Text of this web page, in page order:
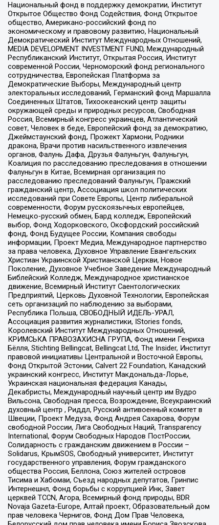
Национальный фонд в поддержку демократии, Институт
Открытое Общество Фонд Содействия, Фонд Открытое
общество, Американо-российский фонд по
экономическому и правовому развитию, Национальный
Демократический Институт Международных Отношений,
MEDIA DEVELOPMENT INVESTMENT FUND, Международный
Республиканский Институт, Открытая Россия, Институт
современной России, Черноморский фонд регионального
сотрудничества, Европейская Платформа за
Демократические Выборы, Международный центр
электоральных исследований, Германский фонд Маршалла
Соединенных Штатов, Тихоокеанский центр защиты
окружающей среды и природных ресурсов, Свободная
Россия, Всемирный конгресс украинцев, Атлантический
совет, Человек в беде, Европейский фонд за демократию,
Джеймстаунский фонд, Прожект Хармони, Родники
дракона, Врачи против насильственного извлечения
органов, Фалунь Дафа, Друзья Фалуньгун, Фалуньгун,
Коалиция по расследованию преследования в отношении
Фалуньгун в Китае, Всемирная организация по
расследованию преследований Фалуньгун, Пражский
гражданский центр, Ассоциация школ политических
исследований при Совете Европы, Центр либеральной
современности, Форум русскоязычных европейцев,
Немецко-русский обмен, Бард колледж, Европейский
выбор, Фонд Ходорковского, Оксфордский российский
фонд, Фонд Будущее России, Компания свободы
информации, Проект Медиа, Международное партнерство
за права человека, Духовное Управление Евангельских
Христиан Украинской Христианской Церкви, Новое
Поколение, Духовное Учебное Заведение Международный
Библейский Колледж, Международное христианское
движение, Всемирный Институт Саентологических
Предприятий, Церковь Духовной Технологии, Европейская
сеть организаций по наблюдению за выборами,
Республика Польша, СВОБОДНЫЙ ИДЕЛЬ-УРАЛ,
Ассоциация развития журналистики, IStories fonds,
Королевский Институт Международных Отношений,
КРИМСЬКА ПРАВОЗАХИСНА ГРУПА, Фонд имени Генриха
Бёлля, Stichting Bellingcat, Bellingcat Ltd, The Insider, Институт
правовой инициативы Центральной и Восточной Европы,
Фонд Открытой Эстонии, Calvert 22 Foundation, Канадский
украинский конгресс, Институт Макдональда-Лорье,
Украинская национальная федерация Канады,
Декабристы, Международный научный центр им Вудро
Вильсона, Свободная пресса, Возрождение, Всеукраинский
духовный центр , Риддл, Русский антивоенный комитет в
Швеции, Проект Медуза, Фонд Андрея Сахарова, Форум
свободной России, Лига Свободных Наций, Transparеncy
International, Форум Свободных Народов ПостРоссии,
Солидарность с гражданским движением в России –
Solidarus, КрымSOS, Свободный университет, Институт
государственного управления, Форум гражданского
общества Россия, Беллона, Союз жителей островов
Тисима и Хабомаи, Съезд народных депутатов, Гринпис
Интернешнл, Фонд борьбы с коррупцией Инк, Завет
церквей TCCN, Агора, Всемирный фонд природы, BDR
Novaja Gazeta-Europe, Алтай проект, Образовательный дом
прав человека Чернигов, Фонд Дом Прав Человека,